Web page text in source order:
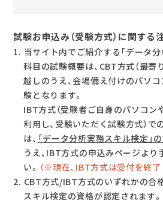
試験お申込み（受験方式）に関する
当サイト内でご紹介する「データ
科目の試験概要は、CBT方式（最
越しのうえ、会場備え付けのパソ
験となります。
IBT方式（受験者ご自身のパソコン
利用し、受験いただく試験方式）
は、 「データ分析実務スキル検定」
うえ、IBT方式の申込みページより
い。 （※現在、IBT方式は受付を終了
CBT方式/IBT方式のいずれかの合
スキル検定の資格が認定されます。